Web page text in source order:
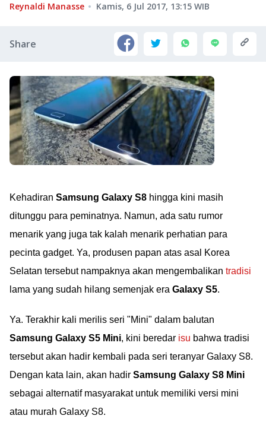
Reynaldi Manasse Kamis, 6 Jul 2017, 13:15 WIB
Share
Kehadiran Samsung Galaxy S8 hingga kini masih
ditunggu para peminatnya. Namun, ada satu rumor
menarik yang juga tak kalah menarik perhatian para
pecinta gadget. Ya, produsen papan atas asal Korea
Selatan tersebut nampaknya akan mengembalikan tradisi
lama yang sudah hilang semenjak era Galaxy S5.
Ya. Terakhir kali merilis seri "Mini" dalam balutan
Samsung Galaxy S5 Mini, kini beredar isu bahwa tradisi
tersebut akan hadir kembali pada seri teranyar Galaxy S8.
Dengan kata lain, akan hadir Samsung Galaxy S8 Mini
sebagai alternatif masyarakat untuk memiliki versi mini
atau murah Galaxy S8.